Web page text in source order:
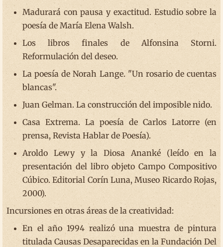
Madurará con pausa y exactitud. Estudio sobre la
poesía de María Elena Walsh.
Los libros finales de Alfonsina Storni.
Reformulación del deseo.
La poesía de Norah Lange. "Un rosario de cuentas
blancas".
Juan Gelman. La construcción del imposible nido.
Casa Extrema. La poesía de Carlos Latorre (en
prensa, Revista Hablar de Poesía).
Aroldo Lewy y la Diosa Ananké (leído en la
presentación del libro objeto Campo Compositivo
Cúbico. Editorial Corín Luna, Museo Ricardo Rojas,
2000).
Incursiones en otras áreas de la creatividad:
En el año 1994 realizó una muestra de pintura
titulada Causas Desaparecidas en la Fundación Del